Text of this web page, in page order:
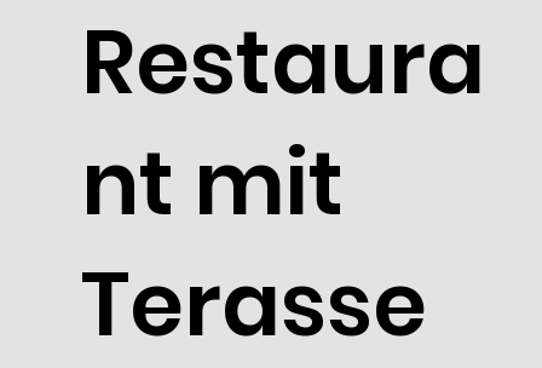
Restaura
nt mit
Terasse